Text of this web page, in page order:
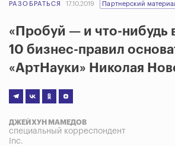
РАЗОБРАТЬСЯ 17.10.2019 Партнерский
«Пробуй — и что-нибудь
10 бизнес-правил
«АртНауки» Николая
ДЖЕЙХУН МАМЕДОВ
специальный корреспондент
Inc.